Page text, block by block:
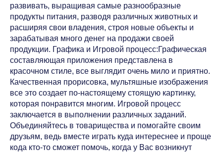
развивать, выращивая самые разнообразные
продукты питания, разводя различных животных и
расширяя свои владения, строя новые объекты и
зарабатывая много денег на продажи своей
продукции. Графика и Игровой процесс:Графическая
составляющая приложения представлена в
красочном стиле, все выглядит очень мило и приятно.
Качественная прорисовка, мультяшные изображения
все это создает по-настоящему стоящую картинку,
которая понравится многим. Игровой процесс
заключается в выполнении различных заданий.
Объединяйтесь в товарищества и помогайте своим
друзьям, ведь вместе играть куда интереснее и проще
кода кто-то сможет помочь, когда у Вас возникнут